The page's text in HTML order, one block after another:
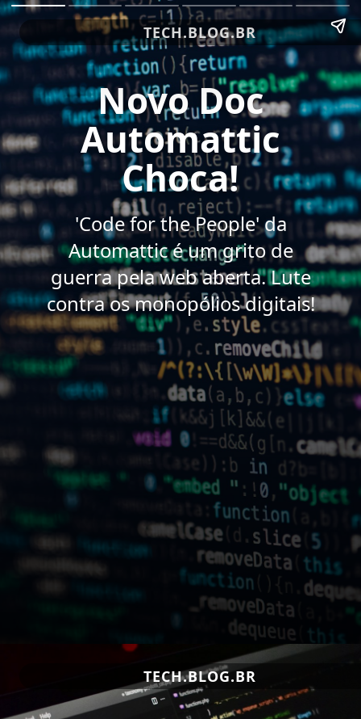
TECH.BLOG.BR
Novo Doc
Automattic
Choca!
'Code for the People' da
Automattic é um grito de
guerra pela web aberta. Lute
contra os monopólios digitais!
TECH.BLOG.BR